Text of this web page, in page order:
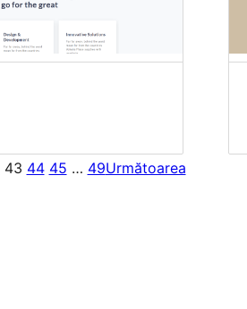
43 44 45 … 49Următoarea